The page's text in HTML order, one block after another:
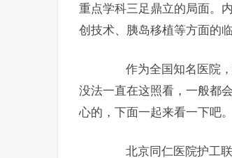
重点学科三足鼎立的局面。
创技术、胰岛移植等方面的
作为全国知名医院，
没法一直在这照看，一般都
心的，下面一起来看一下吧。
北京同仁医院护工联